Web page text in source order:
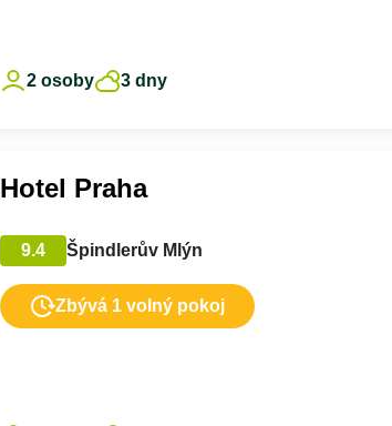
2 osoby 3 dny
Hotel Praha
9.4 Špindlerův Mlýn
Zbývá 1 volný pokoj